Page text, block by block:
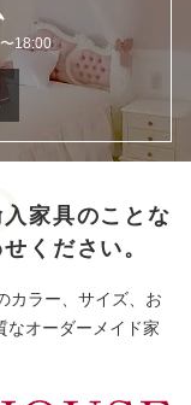
18:00
家具のことな
ください。
カラー、サイズ、お
なオーダーメイド家